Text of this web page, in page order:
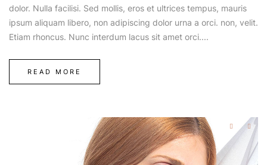
dolor. Nulla facilisi. Sed mollis, eros et ultrices tempus, mauris
ipsum aliquam libero, non adipiscing dolor urna a orci. non, velit.
Etiam rhoncus. Nunc interdum lacus sit amet orci....
READ MORE